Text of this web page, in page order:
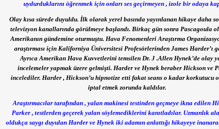
uydurduklarını öğrenmek için onları ses geçirmeyen , izole bir odaya
Olay kısa sürede duyuldu. İlk olarak yerel basında yayınlanan hikaye daha
televizyon kanallarında görülmeye başlandı. Birkaç gün sonra Pascagoula
Amerikanın gündemine oturmuştu. Hava Fenomenleri Araştırma
araştırması için Kaliforniya Üniversitesi Profesörlerinden James Harder’ı
Ayrıca Amerikan Hava Kuvvetlerini temsilen Dr. J .Allen Hynek’de olay
incelemeler yapmak üzere gelmişti. Harder ve Hynek beraber Hickson ve
incelediler. Harder , Hickson’u hipnotize etti fakat seans o kadar korkutucu
iptal etmek zorunda kaldılar.
Araştırmacılar tarafından , yalan makinesi testinden geçmeye ikna edilen
Parker , testlerden geçerek yalan söylemediklerini kanıtladılar. Uzmanlık
oldukça saygı duyulan Harder ve Hynek iki adamın anlattığı hikayeye